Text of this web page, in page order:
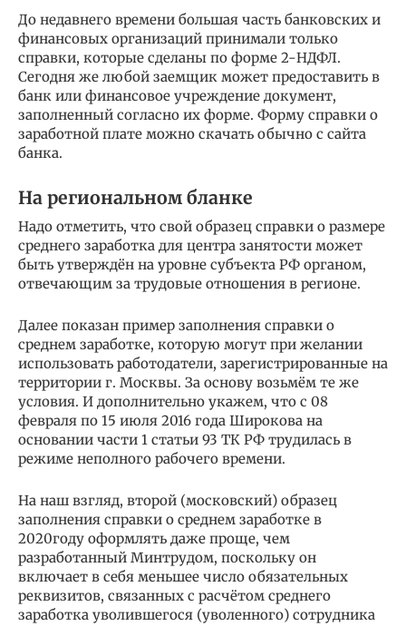
До недавнего времени большая часть банковских и
финансовых организаций принимали только
справки, которые сделаны по форме 2-НДФЛ.
Сегодня же любой заемщик может предоставить в
банк или финансовое учреждение документ,
заполненный согласно их форме. Форму справки о
заработной плате можно скачать обычно с сайта
банка.
На региональном бланке
Надо отметить, что свой образец справки о размере
среднего заработка для центра занятости может
быть утверждён на уровне субъекта РФ органом,
отвечающим за трудовые отношения в регионе.
Далее показан пример заполнения справки о
среднем заработке, которую могут при желании
использовать работодатели, зарегистрированные на
территории г. Москвы. За основу возьмём те же
условия. И дополнительно укажем, что с 08
февраля по 15 июля 2016 года Широкова на
основании части 1 статьи 93 ТК РФ трудилась в
режиме неполного рабочего времени.
На наш взгляд, второй (московский) образец
заполнения справки о среднем заработке в
2020году оформлять даже проще, чем
разработанный Минтрудом, поскольку он
включает в себя меньшее число обязательных
реквизитов, связанных с расчётом среднего
заработка уволившегося (уволенного) сотрудника